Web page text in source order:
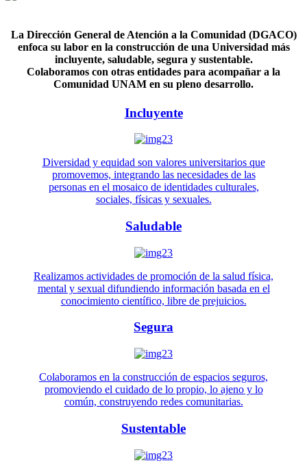
La Dirección General de Atención a la Comunidad (DGACO)
enfoca su labor en la construcción de una Universidad más
incluyente, saludable, segura y sustentable.
Colaboramos con otras entidades para acompañar a la
Comunidad UNAM en su pleno desarrollo.
Incluyente
Diversidad y equidad son valores universitarios que
promovemos, integrando las necesidades de las
personas en el mosaico de identidades culturales,
sociales, físicas y sexuales.
Saludable
Realizamos actividades de promoción de la salud física,
mental y sexual difundiendo información basada en el
conocimiento científico, libre de prejuicios.
Segura
Colaboramos en la construcción de espacios seguros,
promoviendo el cuidado de lo propio, lo ajeno y lo
común, construyendo redes comunitarias.
Sustentable